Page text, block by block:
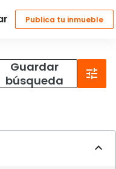
Guardar
búsqueda